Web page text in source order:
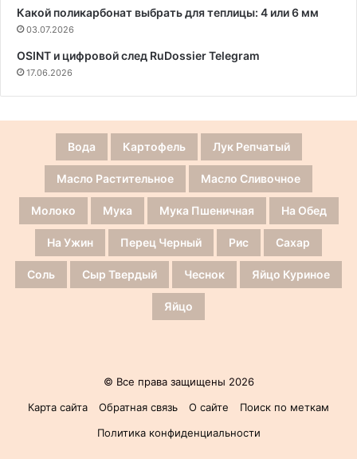
Какой поликарбонат выбрать для теплицы: 4 или 6 мм
03.07.2026
OSINT и цифровой след RuDossier Telegram
17.06.2026
Вода Картофель Лук Репчатый
Масло Растительное Масло Сливочное
Молоко Мука Мука Пшеничная На Обед
На Ужин Перец Черный Рис Сахар
Соль Сыр Твердый Чеснок Яйцо Куриное
Яйцо
© Все права защищены 2026
Карта сайта
Обратная связь О сайте
Поиск по меткам
Политика конфиденциальности